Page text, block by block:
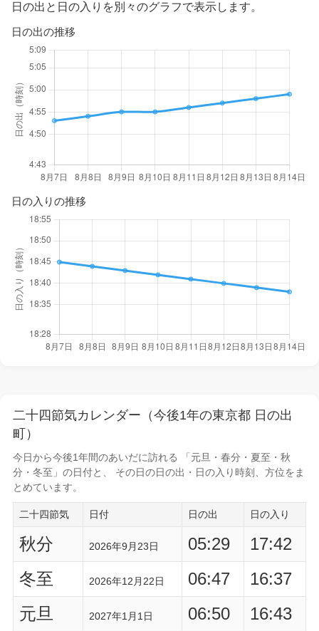
日の出と日の入りを別々のグラフで表示します。
日の出の推移
日の入りの推移
二十四節気カレンダー（今後1年の東京都 日の出
町）
今日から今後1年間のあいだに訪れる 「元旦・春分・夏至・秋
分・冬至」の日付と、 その日の日の出・日の入り時刻
、方位をま
とめています。
二十四節気 日付 日の出 日の入り
秋分 2026年9月23日 05:29
17:42
冬至
2026年12月22日 06:47
16:37
元旦
2027年1月1日 06:50
16:43